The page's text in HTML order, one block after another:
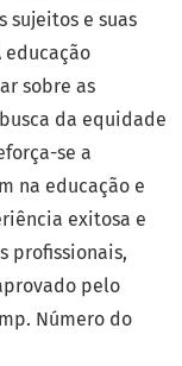
sujeitos e suas
educação
sobre as
da equidade
se a
na educação e
exitosa e
profissionais,
pelo
Número do